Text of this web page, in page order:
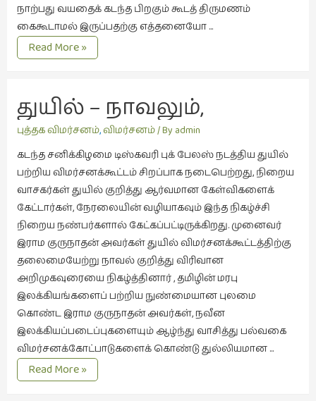
நாவல்கள்
(40)
நினைவுகுறிப்பு
நுண்கலை
(11)
நூலக
மனிதர்கள்
(32)
நேர்காணல்
படித்தவை
(20)
பயணங்கள்
(24)
பரிந்துரை
(22)
நாற்பது வயதைக் கடந்த பிறகும் கூடத் திருமணம்
கைகூடாமல் இருப்பதற்கு எத்தனையோ …
புறக்கணிப்பின்
வலிகளும்
ஞாபகங்களும்
Read More »
துயில் – நாவலும்,
நோய்மை பற்றிய
புரிதலும்
புத்தக விமர்சனம்,விமர்சனம்/ By admin
கடந்த சனிக்கிழமை டிஸ்கவரி புக் பேலஸ் நடத்திய துயில்
பற்றிய விமர்சனக்கூட்டம் சிறப்பாக நடைபெற்றது, நிறைய
வாசகர்கள் துயில் குறித்து ஆர்வமான கேள்விகளைக்
கேட்டார்கள், நேரலையின் வழியாகவும் இந்த நிகழ்ச்சி
நிறைய நண்பர்களால் கேட்கப்பட்டிருக்கிறது. முனைவர்
இராம குருநாதன் அவர்கள் துயில் விமர்சனக்கூட்டத்திற்கு
தலைமையேற்று நாவல் குறித்து விரிவான
அறிமுகவுரையை நிகழ்த்தினார் , தமிழின் மரபு
இலக்கியங்களைப் பற்றிய நுண்மையான புலமை
கொண்ட இராம குருநாதன் அவர்கள், நவீன
இலக்கியப்படைப்புகளையும் ஆழ்ந்து வாசித்து பல்வகை
விமர்சனக்கோட்பாடுகளைக் கொண்டு துல்லியமான …
துயில்
–
Read More »